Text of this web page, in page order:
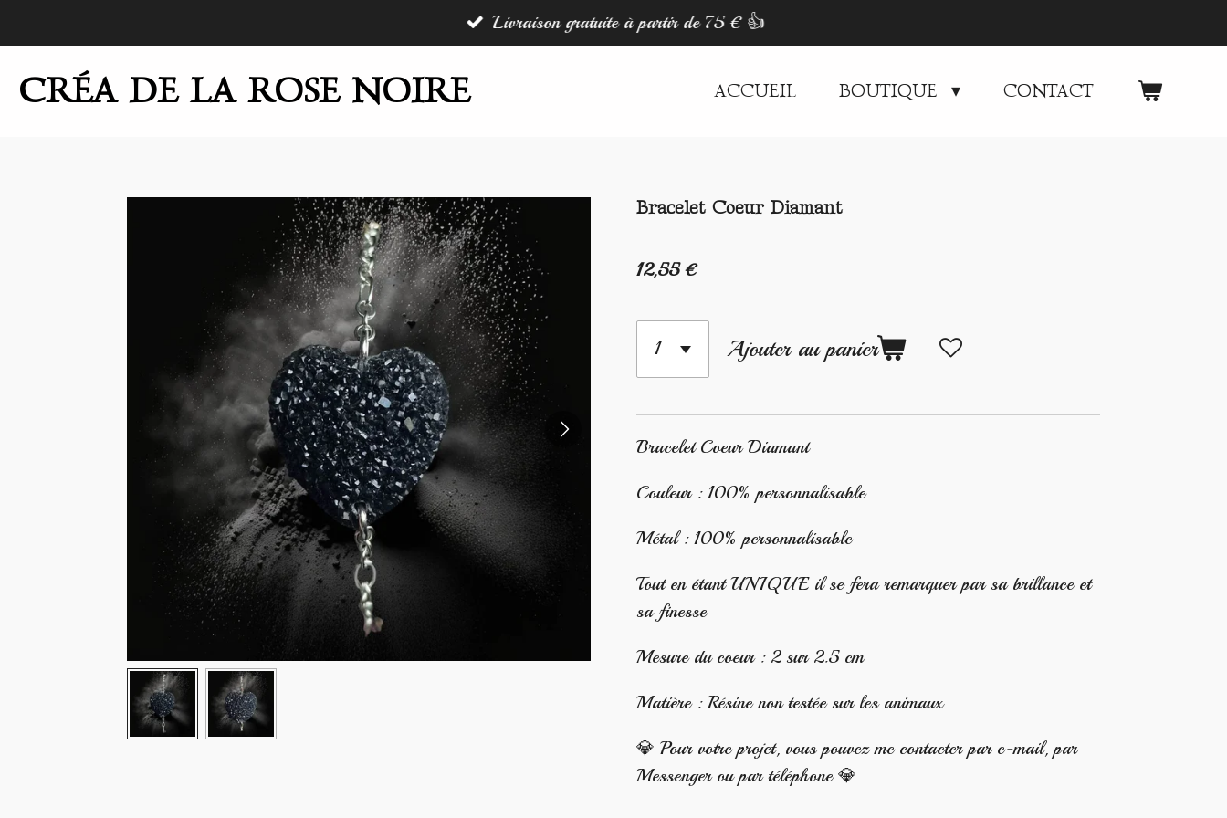
au
contenu
principal
Livraison gratuite à partir de 75 € 👍
CRÉA DE LA ROSE NOIRE ACCUEIL BOUTIQUE CONTACT
Bracelet Coeur Diamant
12,55 €
Ajouter au panier
Bracelet Coeur Diamant
Couleur : 100% personnalisable
Métal : 100% personnalisable
Tout en étant UNIQUE il se fera remarquer par sa brillance et
sa finesse
Mesure du coeur : 2 sur 2.5 cm
Matière : Résine non testée sur les animaux
💎 Pour votre projet, vous pouvez me contacter par e-mail, par
Messenger ou par téléphone 💎